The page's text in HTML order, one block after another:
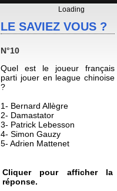
Loading
LE SAVIEZ VOUS ?
N°10
Quel est le joueur français
parti jouer en league chinoise
?
1- Bernard Allègre
2- Damastator
3- Patrick Lebesson
4- Simon Gauzy
5- Adrien Mattenet
Cliquer pour afficher la
réponse.